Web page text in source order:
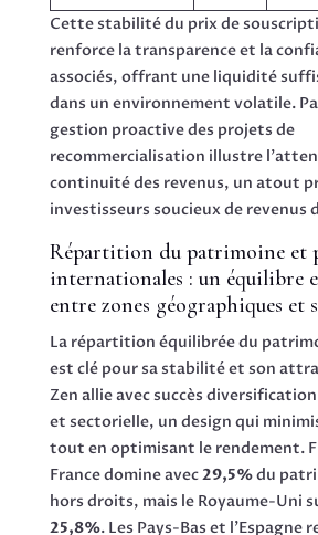
Cette stabilité du prix de
renforce la transparence et la
associés, offrant une liquidité
dans un environnement volatile.
gestion proactive des projets de
recommercialisation illustre
continuité des revenus, un atout
investisseurs soucieux de revenus
Répartition du patrimoine et
internationales : un équilibre
entre zones géographiques et
La répartition équilibrée du
est clé pour sa stabilité et son
Zen allie avec succès
et sectorielle, un design qui
tout en optimisant le rendement.
France domine avec29,5%du
hors droits, mais le Royaume-Uni
25,8%. Les Pays-Bas et l’Espagne